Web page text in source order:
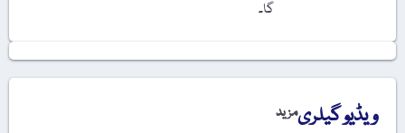
گا۔
ویڈیو گیلریمزید